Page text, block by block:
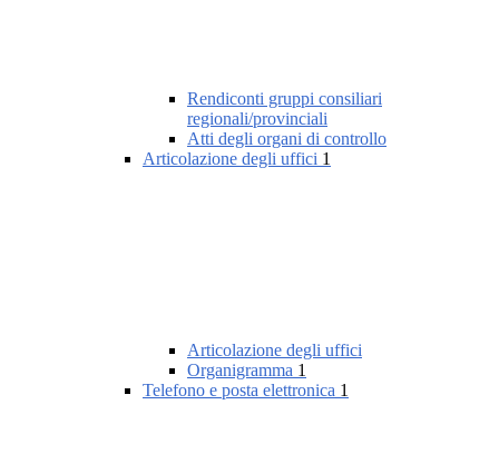
Rendiconti gruppi consiliari
regionali/provinciali
Atti degli organi di controllo
Articolazione degli uffici 1
Articolazione degli uffici
Organigramma 1
Telefono e posta elettronica 1